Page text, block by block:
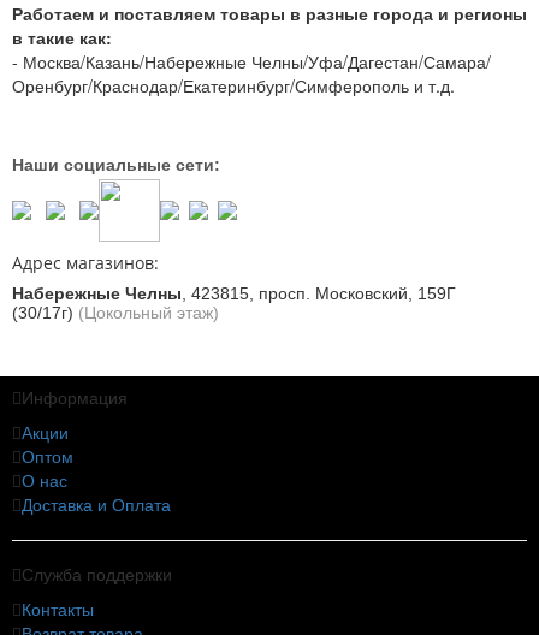
Работаем и поставляем товары в разные города и регионы
в такие как:
- Москва/Казань/Набережные Челны/Уфа/Дагестан/Самара/
Оренбург/Краснодар/Екатеринбург/Симферополь и т.д.
Наши социальные сети:
Адрес магазинов:
Набережные Челны 423815, просп. Московский, 159Г
(30/17г) (Цокольный этаж)
Информация
Акции
Оптом
О нас
Доставка и Оплата
Служба поддержки
Контакты